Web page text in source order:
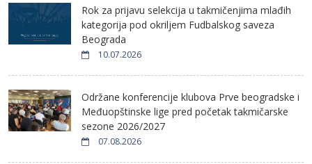
Rok za prijavu selekcija u takmičenjima mlađih
kategorija pod okriljem Fudbalskog saveza
Beograda
10.07.2026
Održane konferencije klubova Prve beogradske i
Međuopštinske lige pred početak takmičarske
sezone 2026/2027
07.08.2026